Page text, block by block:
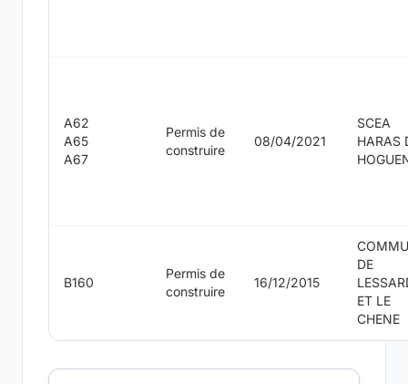
A62
A65
A67
Permis de
construire
08/04/2021
SCEA
HARAS
B160
Permis de
construire
16/12/2015
DE
ET LE
CHENE